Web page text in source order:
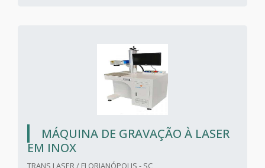
MÁQUINA DE GRAVAÇÃO À LASER
EM INOX
TRANS LASER / FLORIANÓPOLIS - SC